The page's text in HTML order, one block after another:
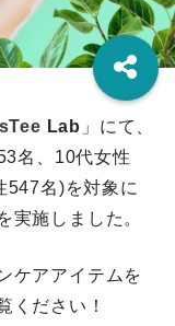
Lab 」にて、
名、10代女性
547名)を対象に
実施しました。
ケアアイテムを
ください！